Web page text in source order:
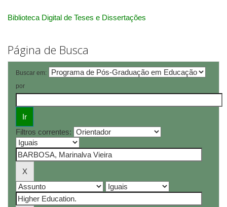
Biblioteca Digital de Teses e Dissertações
Página de Busca
Buscar em:
por
Filtros correntes: